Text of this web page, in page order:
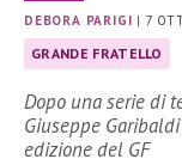
DEBORA PARIGI | 7
GRANDE FRATELLO
Dopo una serie di
Giuseppe
edizione del GF